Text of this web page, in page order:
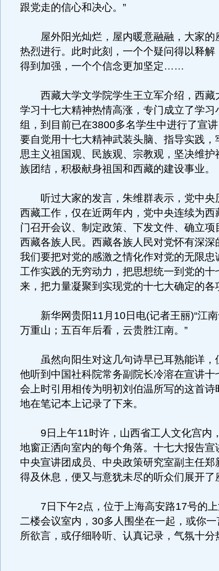
跟党走的信心和决心。”
屋外阳光灿烂，屋内暖意融融，大家的
热烈进行。此时此刻，一个个疑问得以释解
得到加强，一个个信念更加坚定……
西藏大学文学院学生王立军介绍，西藏
学习十七大精神热情高涨，专门成立了学习
组，到目前已在3800多名学生中进行了宣
要自觉用十七大精神武装头脑、指导实践，
思主义祖国观、民族观、宗教观，坚决维护
族团结，积极献身祖国和西藏的建设事业。
听过大家的发言，朱维群表示，党中央
西藏工作，仅在近两年内，党中央连续为西
门召开会议、制定政策、下发文件、确立项
西藏各族人民。西藏各族人民对党怀有深深
我们要把对党的感激之情化作对党的无限忠
工作实践的无穷动力，把思想统一到党的十
来，把力量凝聚到实现党的十七大确定的各
新华网贵阳11月10日电(记者王丽)“江南
万重山；五百年后看，云贵胜江南。”
虽然向阳生对这几句诗早已耳熟能详，
他听到中国社科院常务副院长冷溶在宣讲十
会上时引用相传为明初刘伯温所写的这首诗
地在笔记本上记录了下来。
9日上午11时许，山西省工人文化宫内
地窗正洒向室内的每个角落。十七大报告宣
中央宣讲团成员、中央政策研究室副主任郑
得及休息，便又与意犹未尽的听众们展开了
7日下午2点，位于上海高安路17号的上
二楼会议室内，30多人围坐在一起，或你
所欲言，或仔细聆听、认真记录，气氛十分